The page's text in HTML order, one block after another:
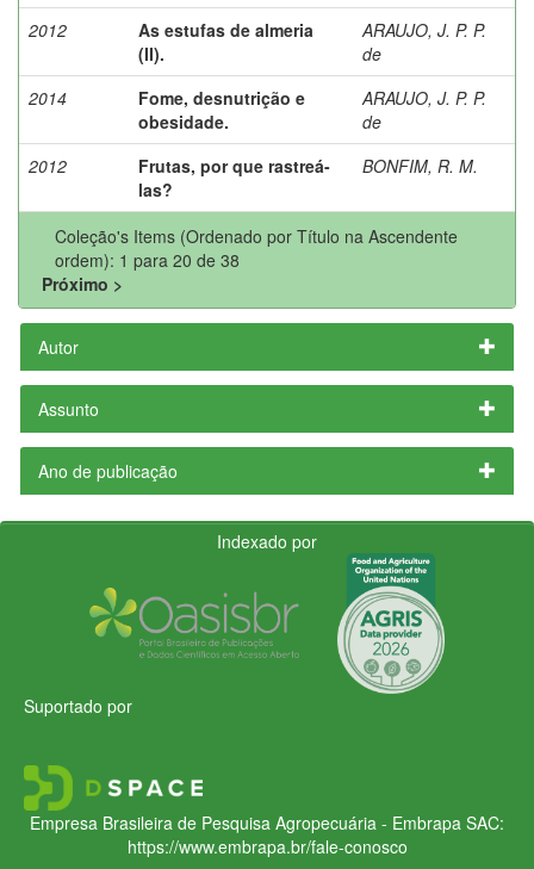
2012
As estufas de almeria
(II).
ARAUJO, J. P. P.
de
2014
Fome, desnutrição e
obesidade.
ARAUJO, J. P. P.
de
2012
Frutas, por que rastreá-
las?
BONFIM, R. M.
Coleção's Items (Ordenado por Título na Ascendente
ordem): 1 para 20 de 38
Próximo >
Autor
Assunto
Ano de publicação
Indexado por
Suportado por
Empresa Brasileira de Pesquisa Agropecuária - Embrapa SAC:
https://www.embrapa.br/fale-conosco